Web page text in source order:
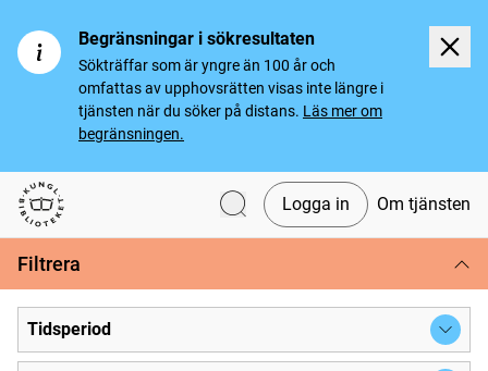
Begränsningar i sökresultaten
Sökträffar som är yngre än 100 år och
omfattas av upphovsrätten visas inte längre i
tjänsten när du söker på distans. Läs mer om
begränsningen.
Svenska tidningar
Logga in Om tjänsten
Filtrera
Tidsperiod